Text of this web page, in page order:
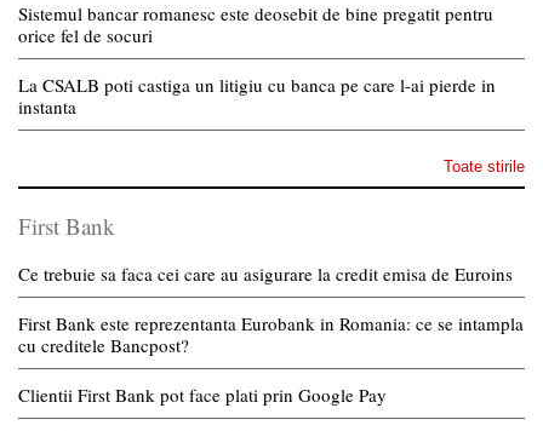
Sistemul bancar romanesc este deosebit de bine pregatit pentru
orice fel de socuri
La CSALB poti castiga un litigiu cu banca pe care l-ai pierde in
instanta
Toate stirile
First Bank
Ce trebuie sa faca cei care au asigurare la credit emisa de Euroins
First Bank este reprezentanta Eurobank in Romania: ce se intampla
cu creditele Bancpost?
Clientii First Bank pot face plati prin Google Pay